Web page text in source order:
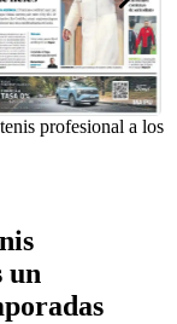
profesional a los
un